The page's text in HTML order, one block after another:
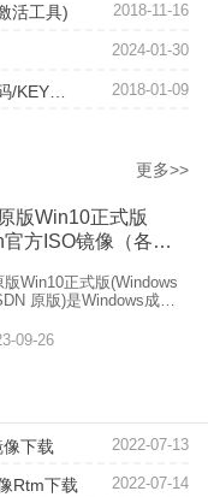
活工具) 2018-11-16
2024-01-30
2018-01-09
更多>>
版Win10正式版
官方ISO镜像（各版
版Win10正式版(Windows
原版)是Windows成熟
系统拥有崭新的触控界面
现最新体验、全新的
09-26
下载 2022-07-13
Rtm下载 2022-07-14